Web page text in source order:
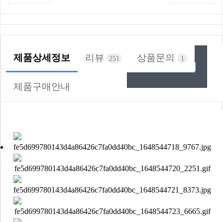
제품상세정보 리뷰 251 상품문의 1
제품구매안내